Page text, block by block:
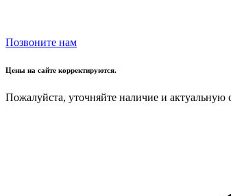
Позвоните нам
Цены на сайте корректируются.
Пожалуйста, уточняйте наличие и